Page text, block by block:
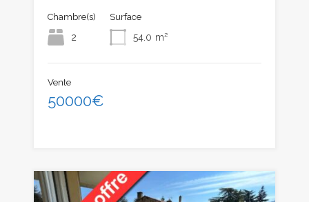
Chambre(s)
2
Surface
54.0 m²
Vente
50000€